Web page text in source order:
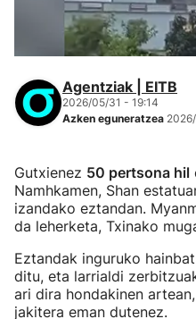
Agentziak | EITB
2026/05/31 - 19:14
Azken eguneratzea
Gutxienez 50 pertsona hil
Namhkamen, Shan
izandako eztandan.
da leherketa, Txinako
Eztandak inguruko
ditu, eta larrialdi
ari dira hondakinen
jakitera eman dutenez.